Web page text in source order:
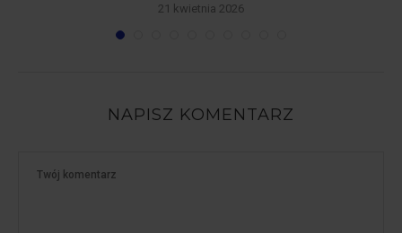
21 kwietnia 2026
NAPISZ KOMENTARZ